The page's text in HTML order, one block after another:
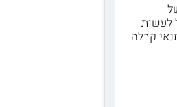
לעשות
קבלה